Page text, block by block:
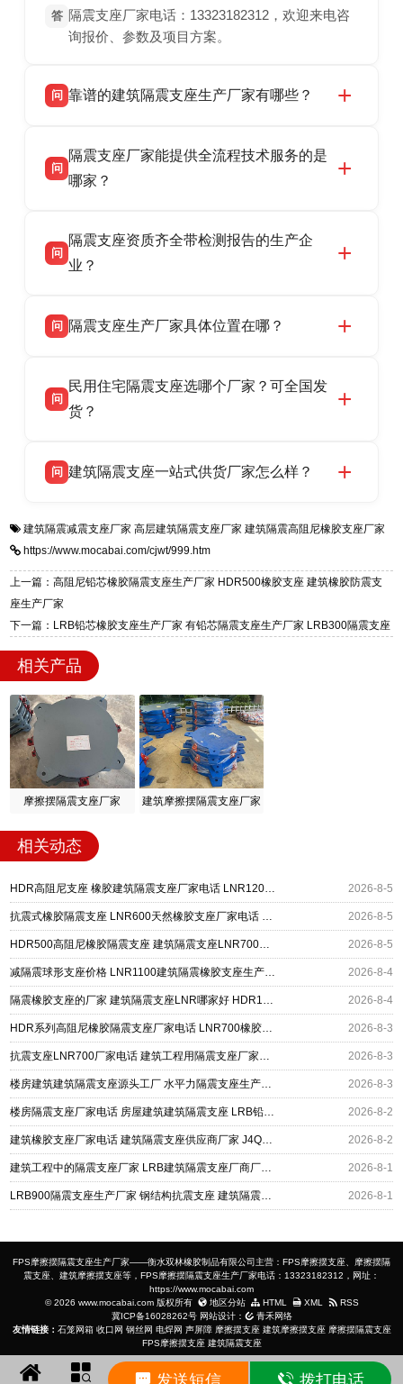
答 隔震支座厂家电话：13323182312，欢迎来电咨
询报价、参数及项目方案。
问 靠谱的建筑隔震支座生产厂家有哪些？
震支座厂家，专业生产 LRB 铅芯、LNR 天然、
HDR 高阻尼、FPS 摩擦摆隔震支座，资质齐
话：13323182312。
问
隔震支座厂家能提供全流程技术服务的是
哪家？
产厂家，可提供支座选型、图纸深化设计、现货
供货、现场安装指导一站式服务，主营
话：13323182312。
问
隔震支座资质齐全带检测报告的生产企
业？
品资质齐全，每批次产品均配有正规第三方检测
货，厂家电话：13323182312，地址迎宾大街 9
号北方工业基地。
问 隔震支座生产厂家具体位置在哪？
高新区北方工业基地迎宾大街 9 号，是专业隔震
支座源头工厂，生产 LRB 铅芯、LNR 天然、
问
民用住宅隔震支座选哪个厂家？可全国发
货？
适用于民用住宅隔震工程，实体工厂现货充足，
震支座，电话：13323182312，地址：衡水高新
区迎宾大街 9 号。
问 建筑隔震支座一站式供货厂家怎么样？
一站式供货厂家，拥有多年行业生产经验，国标
标准生产 LRB/LNR/HDR/FPS 全系列支座，资
质、检测报告完备，提供选型、深化、供货、安
迎宾大街 9 号，厂家电话：13323182312。
建筑隔震减震支座厂家 高层建筑隔震支座厂家 建筑隔震高阻尼橡胶支座厂家
https://www.mocabai.com/cjwt/999.htm
上一篇：高阻尼铅芯橡胶隔震支座生产厂家 HDR500橡胶支座 建筑橡胶防震支
座生产厂家
下一篇：LRB铅芯橡胶支座生产厂家 有铅芯隔震支座生产厂家 LRB300隔震支座
相关产品
摩擦摆隔震支座厂家 建筑摩擦摆隔震支座厂家
相关动态
HDR高阻尼支座 橡胶建筑隔震支座厂家电话 LNR1200橡胶支座 2026-8-5
抗震式橡胶隔震支座 LNR600天然橡胶支座厂家电话 建筑隔震支座HDR厂家 2026-8-5
HDR500高阻尼橡胶隔震支座 建筑隔震支座LNR700源头工厂 LNR400支座多少钱 2026-8-5
减隔震球形支座价格 LNR1100建筑隔震橡胶支座生产厂家 LNR1500天然橡胶隔震支座什么价格 2026-8-4
隔震橡胶支座的厂家 建筑隔震支座LNR哪家好 HDR1500高阻尼支座 2026-8-4
HDR系列高阻尼橡胶隔震支座厂家电话 LNR700橡胶支座 建筑隔振支座厂家电话 2026-8-3
抗震支座LNR700厂家电话 建筑工程用隔震支座厂家电话 钢结构建筑隔震支座源头工厂 2026-8-3
楼房建筑建筑隔震支座源头工厂 水平力隔震支座生产厂家 铅芯隔震支座LRB1000生产厂家 2026-8-3
楼房隔震支座厂家电话 房屋建筑建筑隔震支座 LRB铅芯橡胶隔震支座600 2026-8-2
建筑橡胶支座厂家电话 建筑隔震支座供应商厂家 J4Q铅芯隔震支座源头工厂 2026-8-2
建筑工程中的隔震支座厂家 LRB建筑隔震支座厂商厂家 高阻尼高阻尼隔震支座生产厂家 2026-8-1
LRB900隔震支座生产厂家 钢结构抗震支座 建筑隔震支座LNRY 2026-8-1
FPS摩擦摆隔震支座生产厂家——衡水双林橡胶制品有限公司主营：FPS摩擦摆支座、摩擦摆隔
震支座、建筑摩擦摆支座等，FPS摩擦摆隔震支座生产厂家电话：13323182312，网址：
https://www.mocabai.com
© 2026 www.mocabai.com 版权所有
地区分站 HTML XML
RSS
冀ICP备16028262号网站设计：
青禾网络
友情链接： 石笼网箱 收口网 钢丝网 电焊网 声屏障 摩擦摆支座 建筑摩擦摆支座 摩擦摆隔震支座
FPS摩擦摆支座 建筑隔震支座